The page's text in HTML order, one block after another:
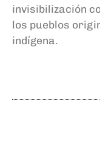
invisibilización
los pueblos
indígena.